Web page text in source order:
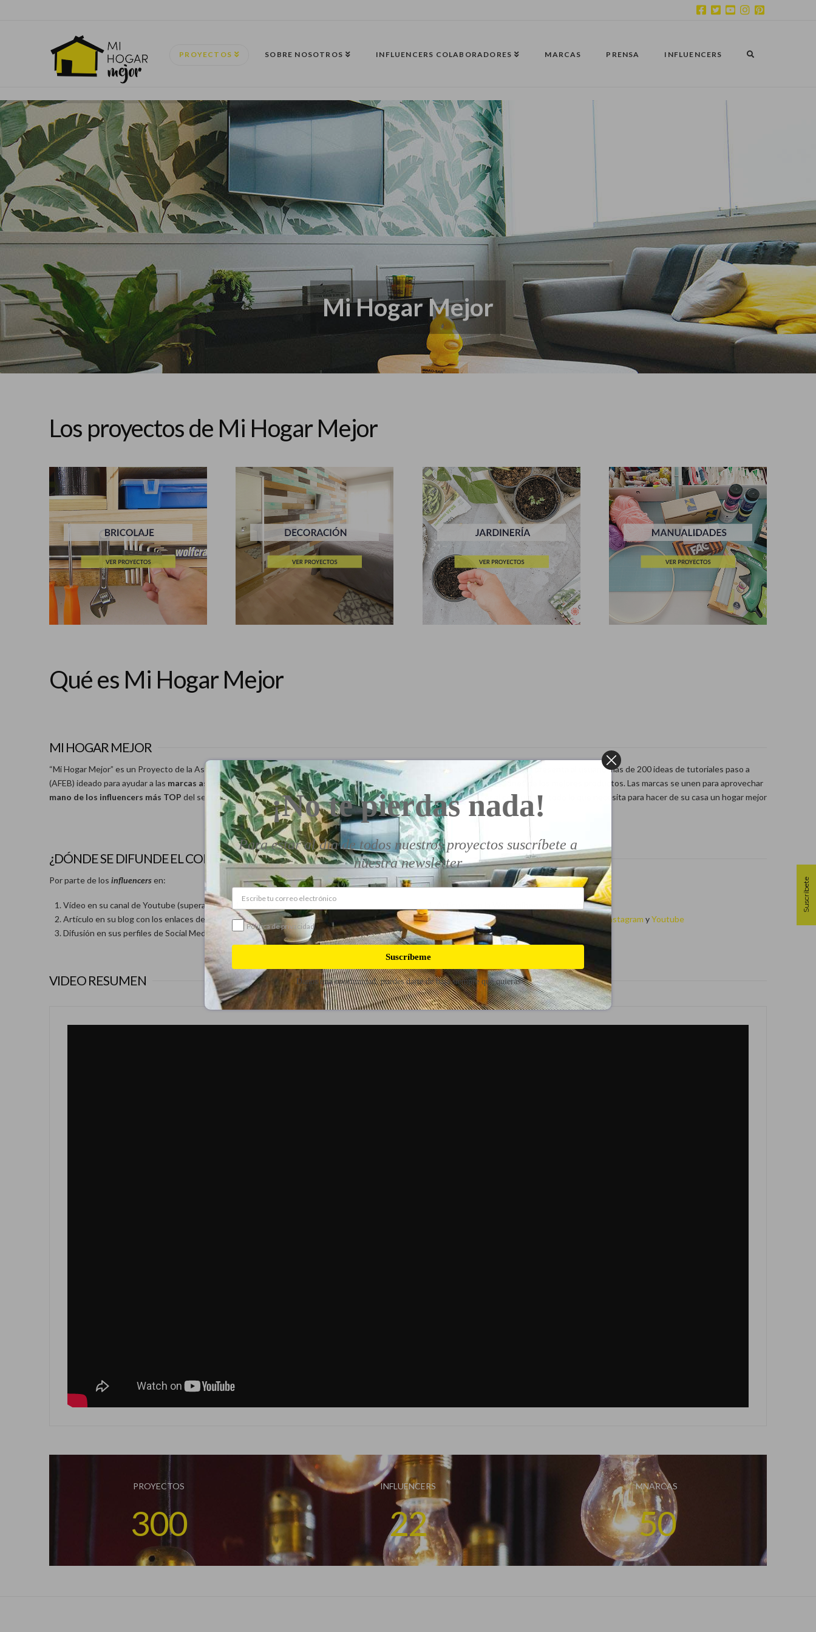
PROYECTOS SOBRE NOSOTROS INFLUENCERS COLABORADORES MARCAS PRENSA INFLUENCERS
Mi Hogar Mejor
Los proyectos de Mi Hogar Mejor
Qué es Mi Hogar Mejor
MI HOGAR MEJOR
“Mi Hogar Mejor” es un Proyecto de la Asociación de Fabricantes de Bricolaje y Ferretería
(AFEB) ideado para ayudar a las marcas asociadas a potenciar sus contenidos de la
mano de los influencers más TOP del sector del bricolaje, la decoración y la jardinería.
El Proyecto “Mi Hogar Mejor” presenta al usuario más de 200 ideas de tutoriales paso a
paso con recomendaciones de los mejores productos. Las marcas se unen para aprovechar
sinergias y ofrecer al consumidor todo lo que necesita para hacer de su casa un hogar mejor
¿DÓNDE SE DIFUNDE EL CONTENIDO?
Por parte de los influencersen:
Vídeo en su canal de Youtube (superando las 40.000 views)
Artículo en su blog con los enlaces de los materiales
Difusión en sus perfiles de Social Media
Por parte de“Mi Hogar Mejor”en:
Difusión en Social Media:Facebook Twitter,Instagram yYoutube
En laprensa sectorial
VIDEO RESUMEN
PROYECTOS
300
INFLUENCERS
22
MNARCAS
50
Suscríbete
¡No te pierdas nada!
Para estar al día de todos nuestros proyectos suscríbete a
nuestra newsletter
Política de privacidad
Suscríbeme
Danos una oportunidad, puedes darte de baja siempre que quieras